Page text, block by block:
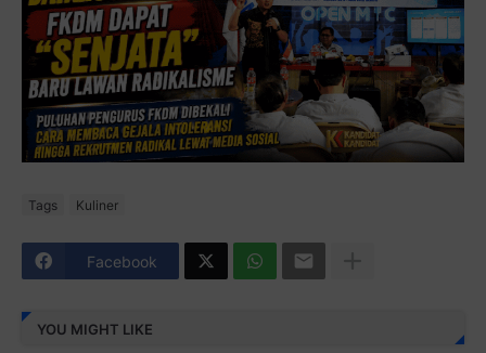
Tags Kuliner
Facebook
YOU MIGHT LIKE